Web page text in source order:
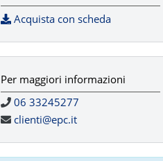
Acquista con scheda
Per maggiori informazioni
06 33245277
clienti@epc.it